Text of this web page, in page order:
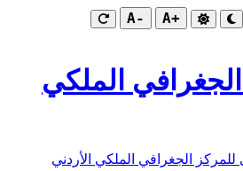
+A
-A
الجغرافي الملكي
للمركز الجغرافي الملكي الأردني